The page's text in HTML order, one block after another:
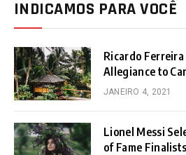
INDICAMOS PARA VOCÊ
Ricardo
Allegiance to
JANEIRO 4, 2021
Lionel Messi
of Fame Finalists